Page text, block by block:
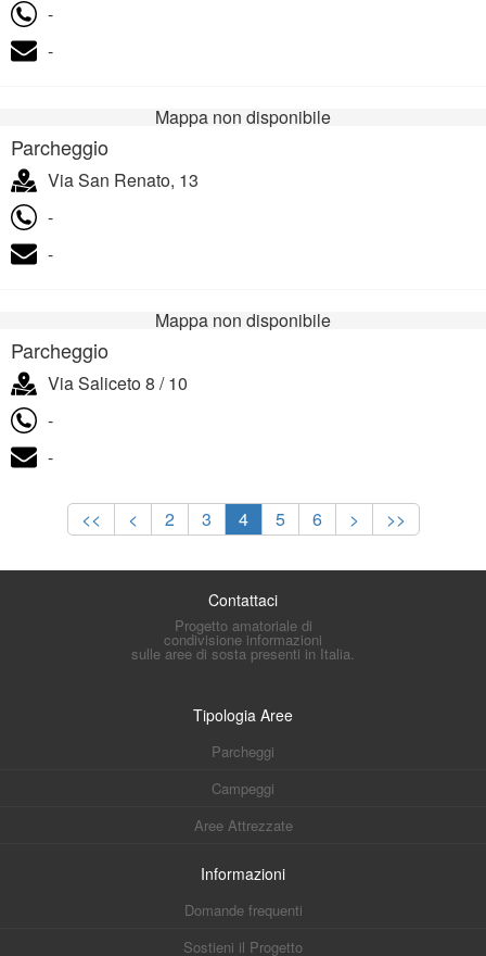
-
-
Mappa non disponibile
Parcheggio
Via San Renato, 13
-
-
Mappa non disponibile
Parcheggio
Via Saliceto 8 / 10
-
-
<< < 2 3 4 5 6 > >>
Contattaci
Progetto amatoriale di
condivisione informazioni
sulle aree di sosta presenti in Italia.
Tipologia Aree
Parcheggi
Campeggi
Aree Attrezzate
Informazioni
Domande frequenti
Sostieni il Progetto